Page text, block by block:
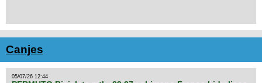
Canjes
05/07/26 12:44